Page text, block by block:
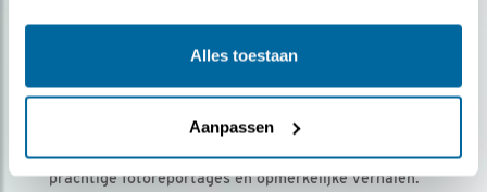
Alles toestaan
Aanpassen
Ontvang 5 x Vogels voor € 36,00 per jaar
Vogels is het tijdschrift voor onze leden, met
prachtige fotoreportages en opmerkelijke verhalen.